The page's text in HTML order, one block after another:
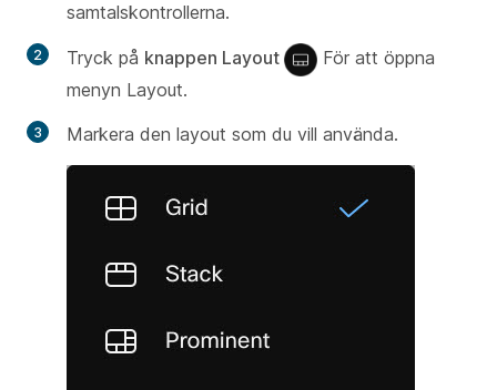
samtalskontrollerna.
Tryck på knappen Layout
För att öppna
menyn Layout.
Markera den layout som du vill använda.